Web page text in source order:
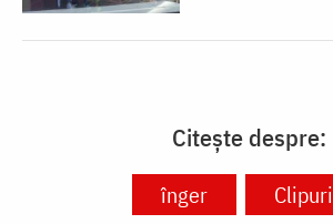
Citește despre:
înger Clipuri